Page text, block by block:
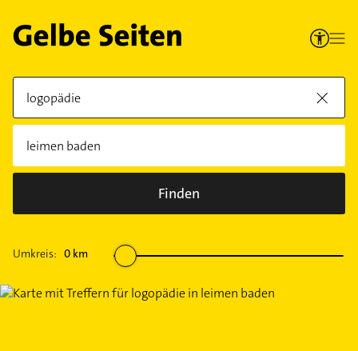
Finden
Umkreis: 0 km